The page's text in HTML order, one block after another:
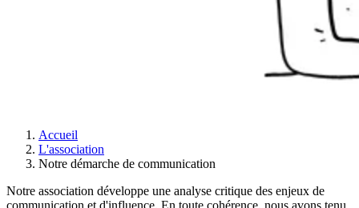
Accueil
L'association
Notre démarche de communication
Notre association développe une analyse critique des enjeux de
communication et d'influence. En toute cohérence, nous avons tenu